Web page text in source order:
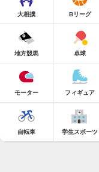
大相撲 Bリーグ
地方競馬 卓球
モーター フィギュア
自転車 学生スポーツ